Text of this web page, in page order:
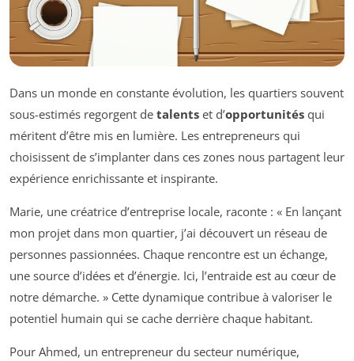
Dans un monde en constante évolution, les quartiers souvent
sous-estimés regorgent de talents et d’opportunités qui
méritent d’être mis en lumière. Les entrepreneurs qui
choisissent de s’implanter dans ces zones nous partagent leur
expérience enrichissante et inspirante.
Marie, une créatrice d’entreprise locale, raconte : « En lançant
mon projet dans mon quartier, j’ai découvert un réseau de
personnes passionnées. Chaque rencontre est un échange,
une source d’idées et d’énergie. Ici, l’entraide est au cœur de
notre démarche. » Cette dynamique contribue à valoriser le
potentiel humain qui se cache derrière chaque habitant.
Pour Ahmed, un entrepreneur du secteur numérique,